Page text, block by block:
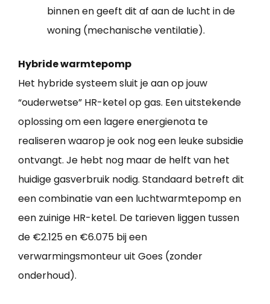
binnen en geeft dit af aan de lucht in de
woning (mechanische ventilatie).
Hybride warmtepomp
Het hybride systeem sluit je aan op jouw
“ouderwetse” HR-ketel op gas. Een uitstekende
oplossing om een lagere energienota te
realiseren waarop je ook nog een leuke subsidie
ontvangt. Je hebt nog maar de helft van het
huidige gasverbruik nodig. Standaard betreft dit
een combinatie van een luchtwarmtepomp en
een zuinige HR-ketel. De tarieven liggen tussen
de €2.125 en €6.075 bij een
verwarmingsmonteur uit Goes (zonder
onderhoud).